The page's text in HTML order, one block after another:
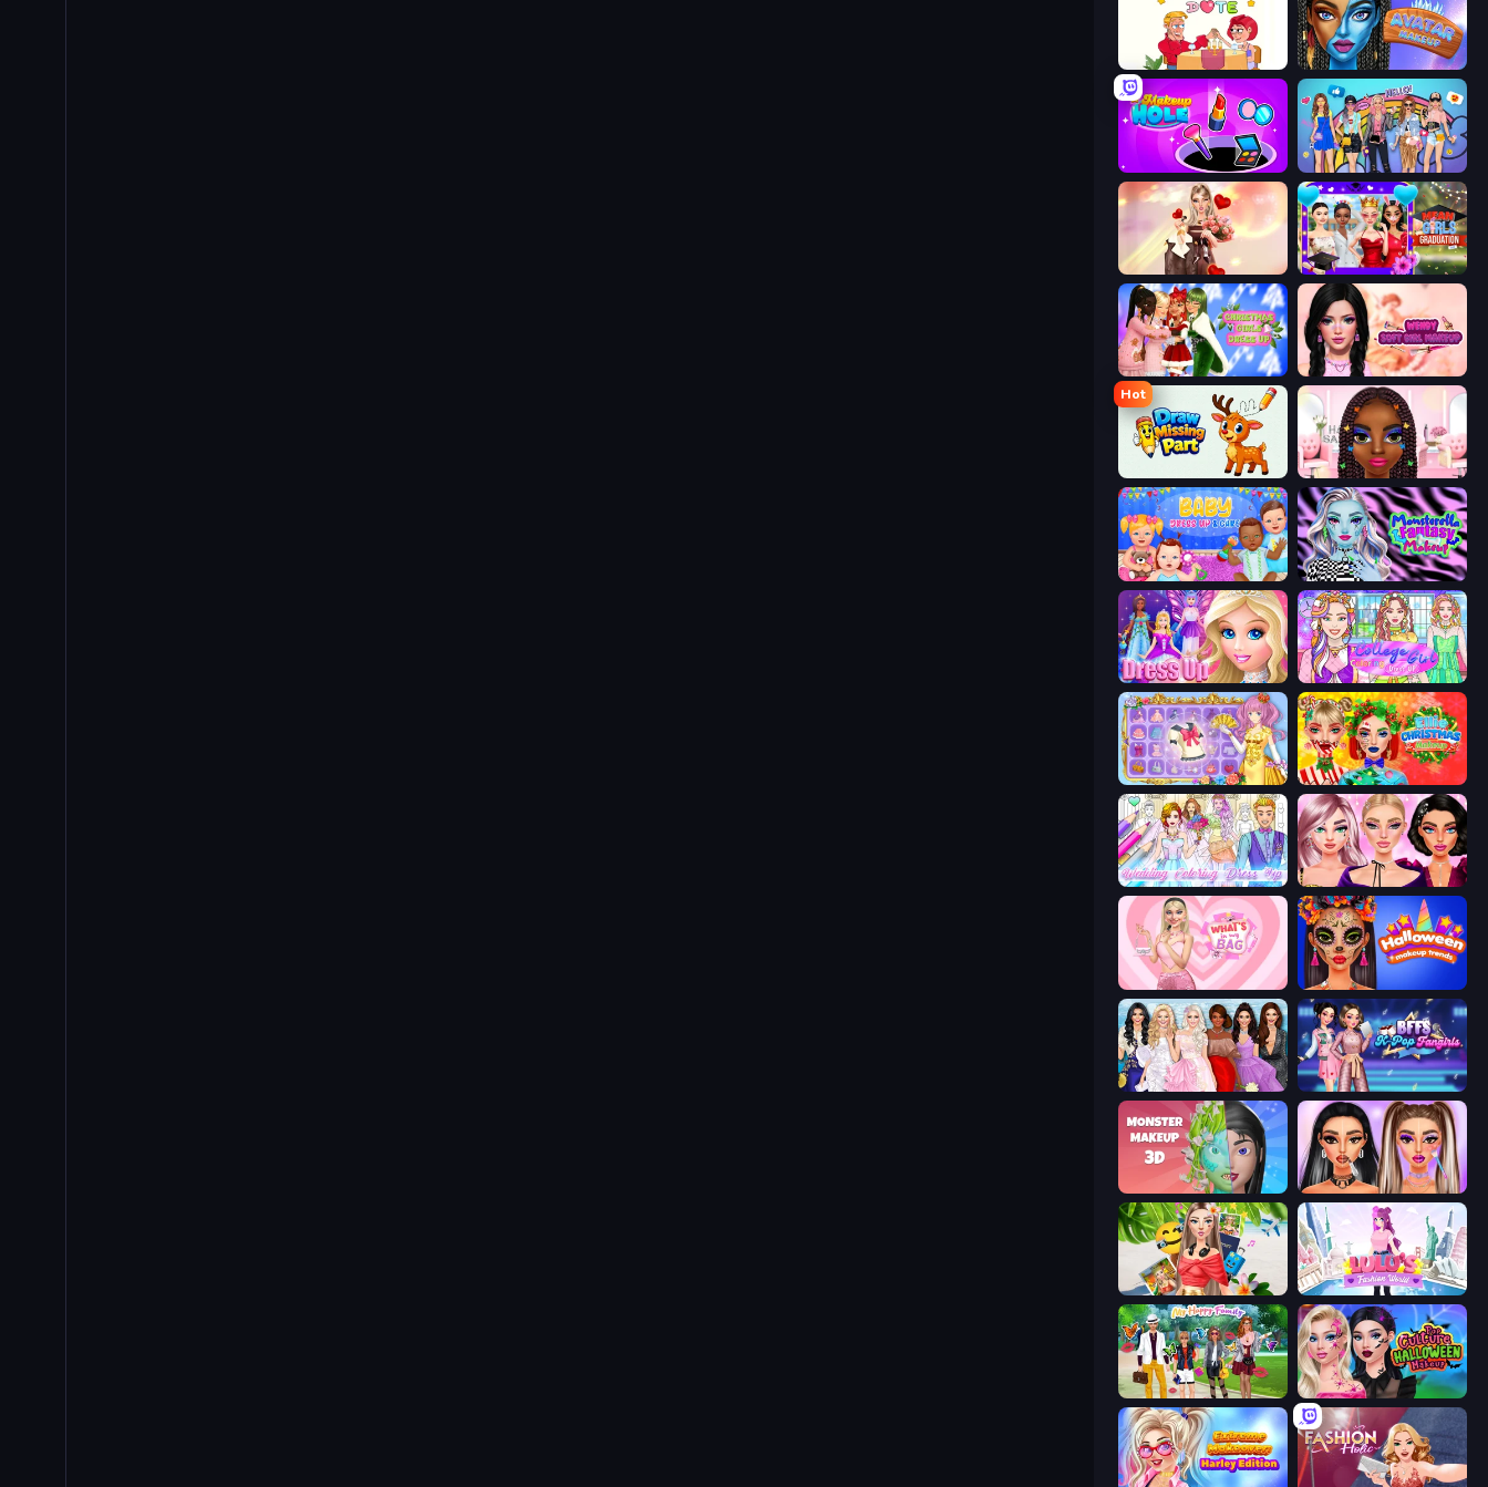
Impossible Date Avatar Make Up
Make Up Hole College Girls Team Makeover
GRWM Date Night Mean Girls Graduation Day
Christmas Girls Dress Up Wendy Soft Girl Makeup
Hot
Draw Missing Part | DOP Puzzle Braided Hairstyles Fashion
Baby Dress Up Monsterella Fantasy Makeup
Princess Dress Up College Girl Coloring Dress Up
Anime Princess Dress Up Ellie Christmas Makeup
Wedding Coloring Dress Up Game New Year Makeup Trends
What's In My Bag
Model Dress Up Girl BFFs K-Pop Fangirls
Monster Makeup 3D Makeup Trends: Then and Now
Travel with Me: ASMR Edition Lulu's Fashion World
Superstar Family Dress Up Pop Culture Halloween Makeup